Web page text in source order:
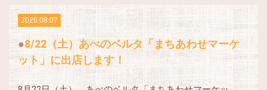
2026.08.07
8/22（土）あべのベルタ「まちあわせマーケ
ット」に出店します！